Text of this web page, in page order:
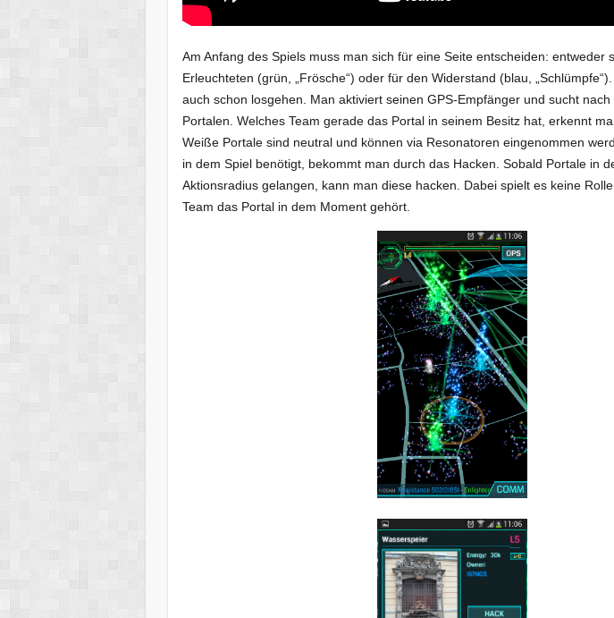
Am Anfang des Spiels muss man sich für eine Seite entscheiden: entweder
Erleuchteten (grün, „Frösche“) oder für den Widerstand (blau,
auch schon losgehen. Man aktiviert seinen GPS-Empfänger und sucht
Portalen. Welches Team gerade das Portal in seinem Besitz hat, erkennt
Weiße Portale sind neutral und können via Resonatoren eingenommen
in dem Spiel benötigt, bekommt man durch das Hacken. Sobald Portale in
Aktionsradius gelangen, kann man diese hacken. Dabei spielt es keine
Team das Portal in dem Moment gehört.